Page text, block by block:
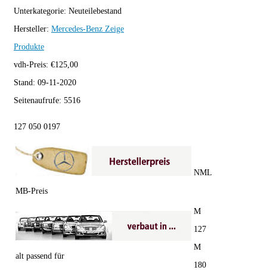
Unterkategorie: Neuteilebestand
Hersteller: Mercedes-Benz Zeige
Produkte
vdh-Preis: €125,00
Stand: 09-11-2020
Seitenaufrufe: 5516
127 050 0197
MB-Preis
NML
alt passend für
M
127
M
180